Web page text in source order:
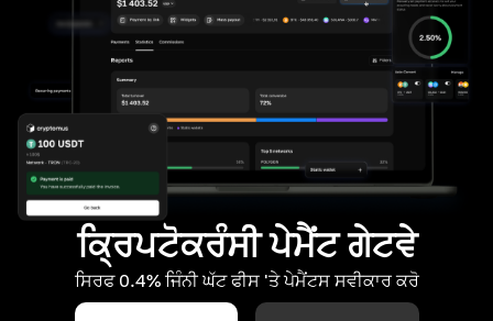
ਕ੍ਰਿਪਟੋਕਰੰਸੀ ਪੇਮੈਂਟ ਗੇਟਵੇ
ਸਿਰਫ 0.4% ਜਿੰਨੀ ਘੱਟ ਫੀਸ 'ਤੇ ਪੇਮੈਂਟਸ ਸਵੀਕਾਰ ਕਰੋ